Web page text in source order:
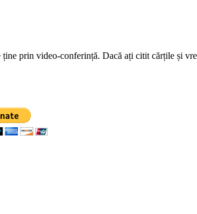
prin video-conferință. Dacă ați citit cărțile și